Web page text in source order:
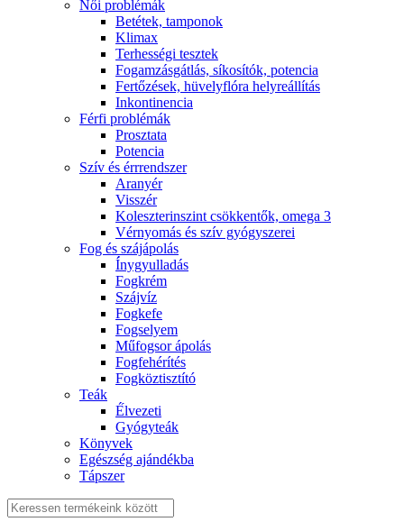
Női problémák
Betétek, tamponok
Klimax
Terhességi tesztek
Fogamzásgátlás, síkosítók, potencia
Fertőzések, hüvelyflóra helyreállítás
Inkontinencia
Férfi problémák
Prosztata
Potencia
Szív és érrrendszer
Aranyér
Visszér
Koleszterinszint csökkentők, omega 3
Vérnyomás és szív gyógyszerei
Fog és szájápolás
Í́nygyulladás
Fogkrém
Szájvíz
Fogkefe
Fogselyem
Műfogsor ápolás
Fogfehérítés
Fogköztisztító
Teák
É́lvezeti
Gyógyteák
Könyvek
Egészség ajándékba
Tápszer